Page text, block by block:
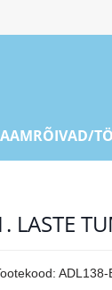
LASTE
ADL138-